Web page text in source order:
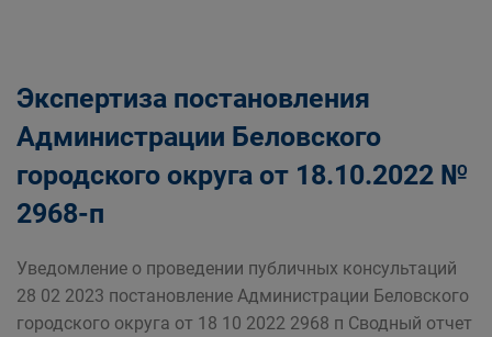
Экспертиза постановления
Администрации Беловского
городского округа от 18.10.2022 №
2968-п
Уведомление о проведении публичных консультаций
28 02 2023 постановление Администрации Беловского
городского округа от 18 10 2022 2968 п Сводный отчет